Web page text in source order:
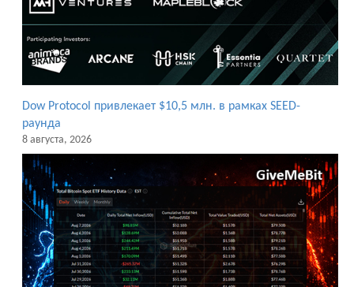
Dow Protocol привлекает $10,5 млн. в рамках SEED-
раунда
8 августа, 2026